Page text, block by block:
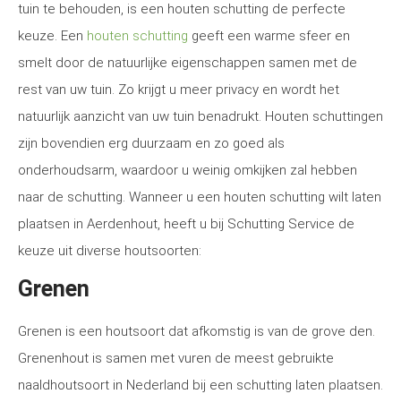
tuin te behouden, is een houten schutting de perfecte
keuze. Een houten schutting geeft een warme sfeer en
smelt door de natuurlijke eigenschappen samen met de
rest van uw tuin. Zo krijgt u meer privacy en wordt het
natuurlijk aanzicht van uw tuin benadrukt. Houten schuttingen
zijn bovendien erg duurzaam en zo goed als
onderhoudsarm, waardoor u weinig omkijken zal hebben
naar de schutting. Wanneer u een houten schutting wilt laten
plaatsen in Aerdenhout, heeft u bij Schutting Service de
keuze uit diverse houtsoorten:
Grenen
Grenen is een houtsoort dat afkomstig is van de grove den.
Grenenhout is samen met vuren de meest gebruikte
naaldhoutsoort in Nederland bij een schutting laten plaatsen.